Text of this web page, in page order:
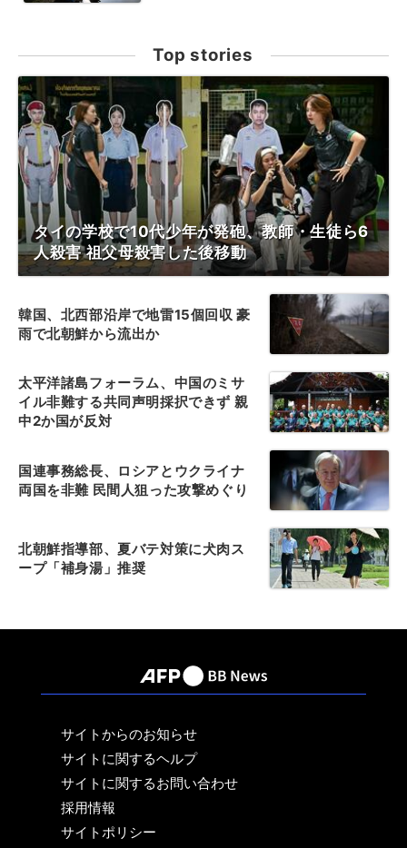
Top stories
タイの学校で10代少年が発砲、教師・生徒ら6
人殺害 祖父母殺害した後移動
韓国、北西部沿岸で地雷15個回収 豪
雨で北朝鮮から流出か
太平洋諸島フォーラム、中国のミサ
イル非難する共同声明採択できず 親
中2か国が反対
国連事務総長、ロシアとウクライナ
両国を非難 民間人狙った攻撃めぐり
北朝鮮指導部、夏バテ対策に犬肉ス
ープ「補身湯」推奨
サイトからのお知らせ
サイトに関するヘルプ
サイトに関するお問い合わせ
採用情報
サイトポリシー